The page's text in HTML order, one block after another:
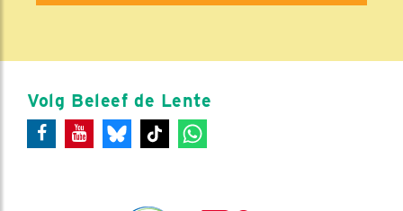
Volg Beleef de Lente